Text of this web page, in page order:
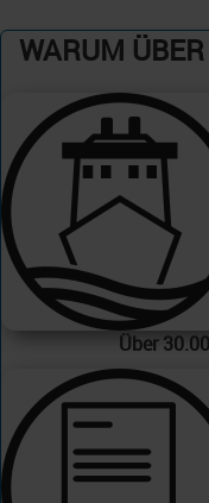
WARUM
Über